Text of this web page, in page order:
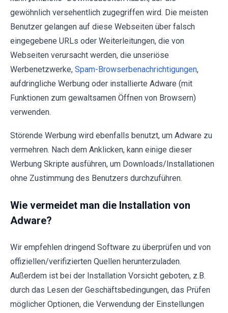
gewöhnlich versehentlich zugegriffen wird. Die meisten
Benutzer gelangen auf diese Webseiten über falsch
eingegebene URLs oder Weiterleitungen, die von
Webseiten verursacht werden, die unseriöse
Werbenetzwerke, Spam-Browserbenachrichtigungen,
aufdringliche Werbung oder installierte Adware (mit
Funktionen zum gewaltsamen Öffnen von Browsern)
verwenden.
Störende Werbung wird ebenfalls benutzt, um Adware zu
vermehren. Nach dem Anklicken, kann einige dieser
Werbung Skripte ausführen, um Downloads/Installationen
ohne Zustimmung des Benutzers durchzuführen.
Wie vermeidet man die Installation von
Adware?
Wir empfehlen dringend Software zu überprüfen und von
offiziellen/verifizierten Quellen herunterzuladen.
Außerdem ist bei der Installation Vorsicht geboten, z.B.
durch das Lesen der Geschäftsbedingungen, das Prüfen
möglicher Optionen, die Verwendung der Einstellungen